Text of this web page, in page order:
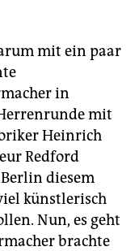
mit ein paar
in
mit
Heinrich
Redford
diesem
künstlerisch
Nun, es geht
brachte